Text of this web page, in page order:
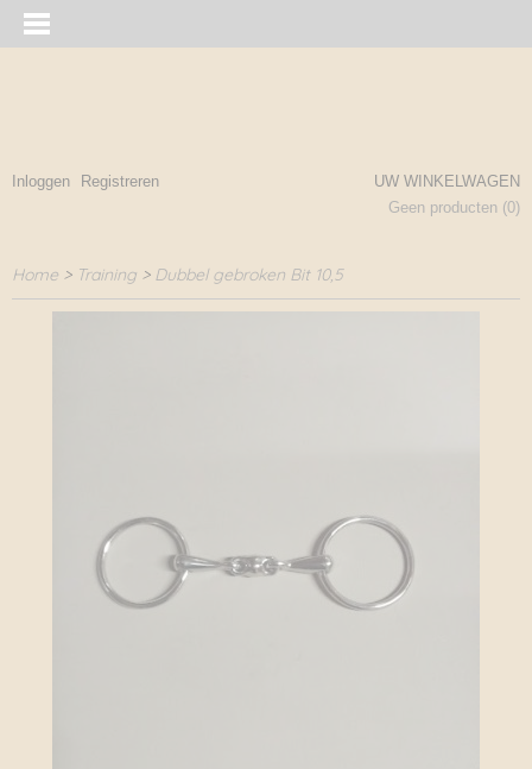
Inloggen Registreren
UW WINKELWAGEN
Geen producten (0)
Home > Training > Dubbel gebroken Bit 10,5